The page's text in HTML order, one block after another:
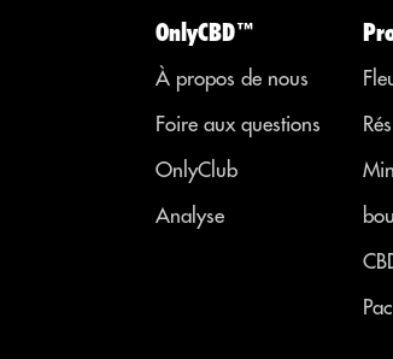
OnlyCBD™
À propos de nous
Foire aux questions
OnlyClub
Analyse